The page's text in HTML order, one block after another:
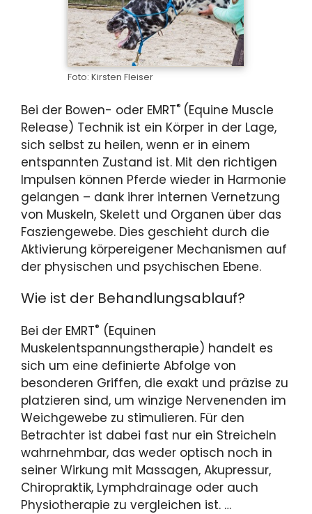
Foto: Kirsten Fleiser
Bei der Bowen- oder EMRT® (Equine Muscle
Release) Technik ist ein Körper in der Lage,
sich selbst zu heilen, wenn er in einem
entspannten Zustand ist. Mit den richtigen
Impulsen können Pferde wieder in Harmonie
gelangen – dank ihrer internen Vernetzung
von Muskeln, Skelett und Organen über das
Fasziengewebe. Dies geschieht durch die
Aktivierung körpereigener Mechanismen auf
der physischen und psychischen Ebene.
Wie ist der Behandlungsablauf?
Bei der EMRT® (Equinen
Muskelentspannungstherapie) handelt es
sich um eine definierte Abfolge von
besonderen Griffen, die exakt und präzise zu
platzieren sind, um winzige Nervenenden im
Weichgewebe zu stimulieren. Für den
Betrachter ist dabei fast nur ein Streicheln
wahrnehmbar, das weder optisch noch in
seiner Wirkung mit Massagen, Akupressur,
Chiropraktik, Lymphdrainage oder auch
Physiotherapie zu vergleichen ist. …